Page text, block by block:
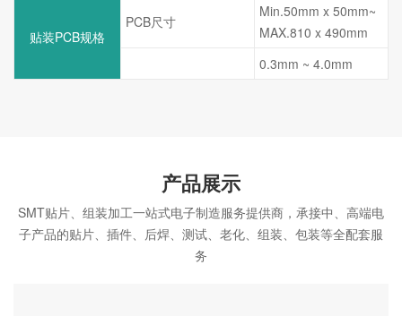
贴装PCB规格
PCB尺寸
Min.50mm x 50mm~
MAX.810 x 490mm
0.3mm ~ 4.0mm
产品展示
SMT贴片、组装加工一站式电子制造服务提供商，承接中、高端电
子产品的贴片、插件、后焊、测试、老化、组装、包装等全配套服
务